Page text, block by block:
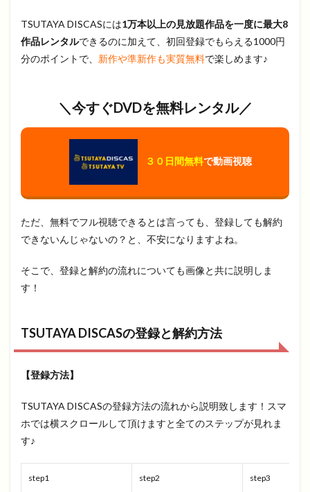
TSUTAYA DISCASには1万本以上の見放題作品を一度に最大8
作品レンタルできるのに加えて、初回登録でもらえる1000円
分のポイントで、 新作や準新作も実質無料で楽しめます♪
＼今すぐDVDを無料レンタル／
３０日間無料で動画視聴
ただ、無料でフル視聴できるとは言っても、登録しても解約
できないんじゃないの？と、不安になりますよね。
そこで、登録と解約の流れについても画像と共に説明しま
す！
TSUTAYA DISCASの登録と解約方法
【登録方法】
TSUTAYA DISCASの登録方法の流れから説明致します！スマ
ホでは横スクロールして頂けますと全てのステップが見れま
す♪
step1 step2 step3